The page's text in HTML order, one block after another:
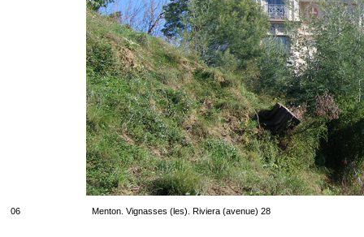
06 Menton. Vignasses (les). Riviera (avenue) 28